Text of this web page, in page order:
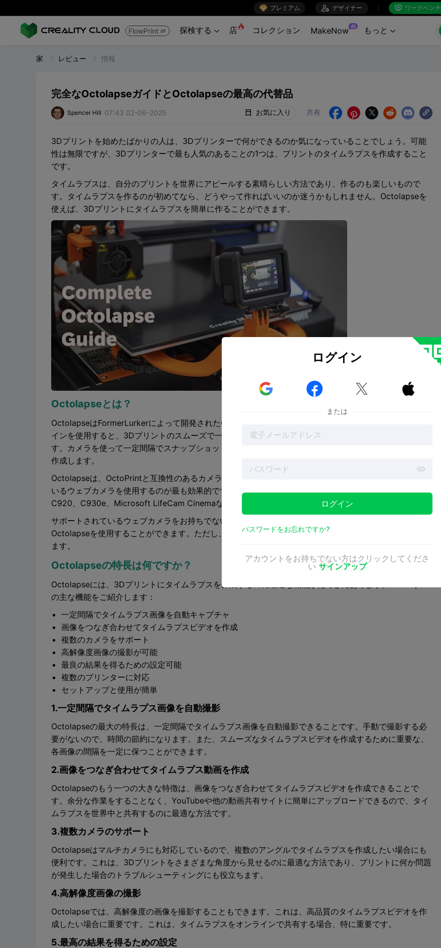
 プレミアム  デザイナー  ワークベンチ
FlowPrint  探検する  店 コレクション MakeNow AI もっと 
家 レビュー 情報
完全なOctolapseガイドとOctolapseの最高の代替品
Spencer Hill 07:43 02-06-2025 お気に入り 共有     
3Dプリントを始めたばかりの人は、3Dプリンターで何ができるのか気になっていることでしょう。可能
性は無限ですが、3Dプリンターで最も人気のあることの1つは、プリントのタイムラプスを作成すること
です。
タイムラプスは、自分のプリントを世界にアピールする素晴らしい方法であり、作るのも楽しいもので
す。タイムラプスを作るのが初めてなら、どうやって作ればいいのか迷うかもしれません。Octolapseを
使えば、3Dプリントにタイムラプスを簡単に作ることができます。
Octolapseとは？
OctolapseはFormerLurkerによって開発されたOctoPrint用のタイムラプスプラグインです。このプラグ
インを使用すると、3Dプリントのスムーズで一貫性のあるタイムラプスをキャプチャすることができま
す。カメラを使って一定間隔でスナップショットを撮影し、画像をつなぎ合わせてタイムラプスビデオを
作成します。
Octolapseは、OctoPrintと互換性のあるカメラであればどのカメラでも使用できますが、サポートされて
いるウェブカメラを使用するのが最も効果的です。サポートされているウェブカメラには、Logitech
C920、C930e、Microsoft LifeCam Cinemaなどがあります。
サポートされているウェブカメラをお持ちでない場合でも、OctoPrintと互換性のあるカメラであれば
Octolapseを使用することができます。ただし、最良の結果を得るためには手動で設定を行う必要があり
ます。
Octolapseの特長は何ですか？
Octolapseには、3Dプリントにタイムラプスを作成するのに最適な機能がたくさんあります。Octolapse
の主な機能をご紹介します：
一定間隔でタイムラプス画像を自動キャプチャ
画像をつなぎ合わせてタイムラプスビデオを作成
複数のカメラをサポート
高解像度画像の撮影が可能
最良の結果を得るための設定可能
複数のプリンターに対応
セットアップと使用が簡単
1.一定間隔でタイムラプス画像を自動撮影
Octolapseの最大の特長は、一定間隔でタイムラプス画像を自動撮影できることです。手動で撮影する必
要がないので、時間の節約になります。また、スムーズなタイムラプスビデオを作成するために重要な、
各画像の間隔を一定に保つことができます。
2.画像をつなぎ合わせてタイムラプス動画を作成
Octolapseのもう一つの大きな特徴は、画像をつなぎ合わせてタイムラプスビデオを作成できることで
す。余分な作業をすることなく、YouTubeや他の動画共有サイトに簡単にアップロードできるので、タイ
ムラプスを世界中と共有するのに最適な方法です。
3.複数カメラのサポート
Octolapseはマルチカメラにも対応しているので、複数のアングルでタイムラプスを作成したい場合にも
便利です。これは、3Dプリントをさまざまな角度から見せるのに最適な方法であり、プリントに何か問題
が発生した場合のトラブルシューティングにも役立ちます。
4.高解像度画像の撮影
Octolapseでは、高解像度の画像を撮影することもできます。これは、高品質のタイムラプスビデオを作
成したい場合に重要です。これは、タイムラプスをオンラインで共有する場合、特に重要です。
5.最高の結果を得るための設定
ログイン
  
または
ログイン
パスワードをお忘れですか?
アカウントをお持ちでない方はクリックしてくださ
い サインアップ